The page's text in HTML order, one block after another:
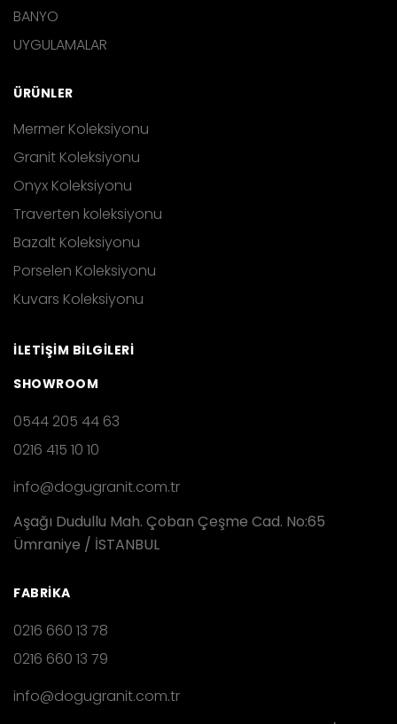
BANYO
UYGULAMALAR
ÜRÜNLER
Mermer Koleksiyonu
Granit Koleksiyonu
Onyx Koleksiyonu
Traverten koleksiyonu
Bazalt Koleksiyonu
Porselen Koleksiyonu
Kuvars Koleksiyonu
İLETİŞİM BİLGİLERİ
SHOWROOM
0544 205 44 63
0216 415 10 10
info@dogugranit.com.tr
Aşağı Dudullu Mah. Çoban Çeşme Cad. No:65
Ümraniye / İSTANBUL
FABRIKA
0216 660 13 78
0216 660 13 79
info@dogugranit.com.tr